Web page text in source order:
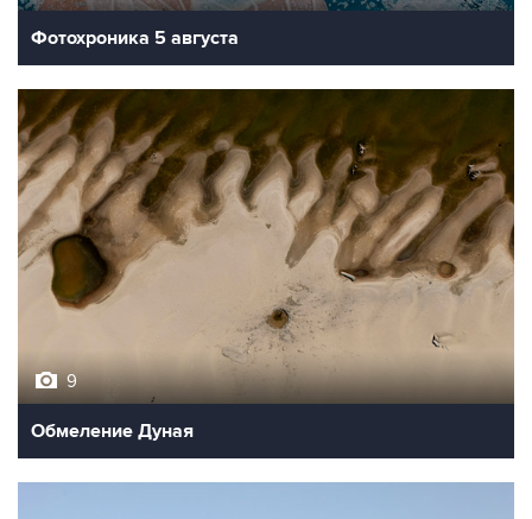
Фотохроника 5 августа
9
Обмеление Дуная